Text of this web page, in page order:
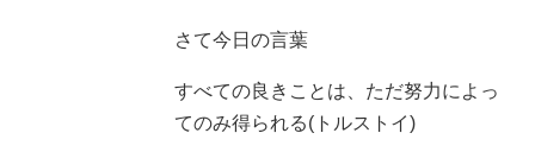
さて今日の言葉
すべての良きことは、ただ努力によっ
てのみ得られる(トルストイ)